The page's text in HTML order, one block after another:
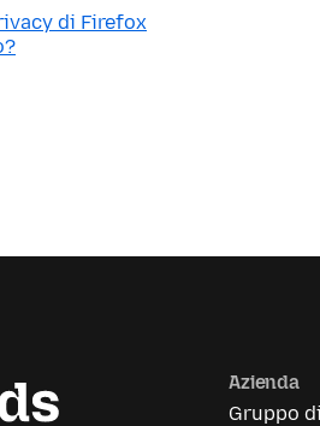
di Firefox
Azienda
Gruppo